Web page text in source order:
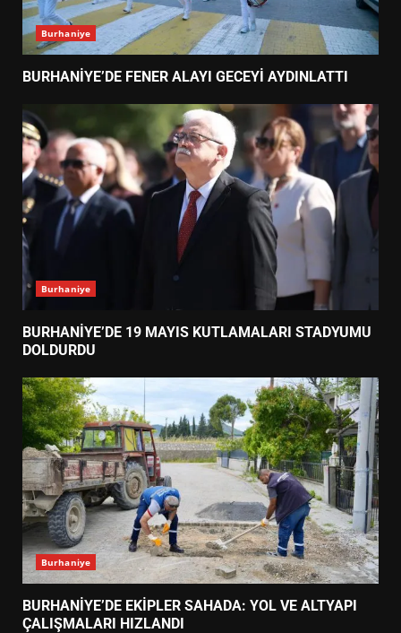
Burhaniye
BURHANİYE’DE FENER ALAYI GECEYİ AYDINLATTI
Burhaniye
BURHANİYE’DE 19 MAYIS KUTLAMALARI STADYUMU
DOLDURDU
Burhaniye
BURHANİYE’DE EKİPLER SAHADA: YOL VE ALTYAPI
ÇALIŞMALARI HIZLANDI